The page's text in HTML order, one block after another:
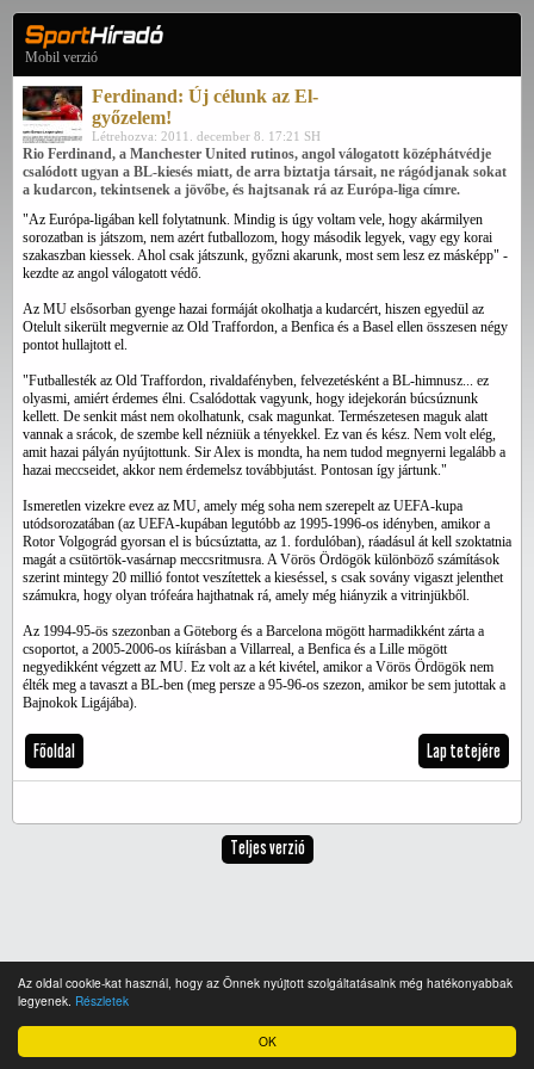
OK
Az oldal cookie-kat használ, hogy az Önnek nyújtott szolgáltatásaink még hatékonyabbak
legyenek. Részletek
Mobil verzió
Ferdinand: Új célunk az El-
győzelem!
Létrehozva: 2011. december 8. 17:21 SH
Rio Ferdinand, a Manchester United rutinos, angol válogatott középhátvédje
csalódott ugyan a BL-kiesés miatt, de arra biztatja társait, ne rágódjanak sokat
a kudarcon, tekintsenek a jövőbe, és hajtsanak rá az Európa-liga címre.
"Az Európa-ligában kell folytatnunk. Mindig is úgy voltam vele, hogy akármilyen
sorozatban is játszom, nem azért futballozom, hogy második legyek, vagy egy korai
szakaszban kiessek. Ahol csak játszunk, győzni akarunk, most sem lesz ez másképp" -
kezdte az angol válogatott védő.
Az MU elsősorban gyenge hazai formáját okolhatja a kudarcért, hiszen egyedül az
Otelult sikerült megvernie az Old Traffordon, a Benfica és a Basel ellen összesen négy
pontot hullajtott el.
"Futballesték az Old Traffordon, rivaldafényben, felvezetésként a BL-himnusz... ez
olyasmi, amiért érdemes élni. Csalódottak vagyunk, hogy idejekorán búcsúznunk
kellett. De senkit mást nem okolhatunk, csak magunkat. Természetesen maguk alatt
vannak a srácok, de szembe kell nézniük a tényekkel. Ez van és kész. Nem volt elég,
amit hazai pályán nyújtottunk. Sir Alex is mondta, ha nem tudod megnyerni legalább a
hazai meccseidet, akkor nem érdemelsz továbbjutást. Pontosan így jártunk."
Ismeretlen vizekre evez az MU, amely még soha nem szerepelt az UEFA-kupa
utódsorozatában (az UEFA-kupában legutóbb az 1995-1996-os idényben, amikor a
Rotor Volgográd gyorsan el is búcsúztatta, az 1. fordulóban), ráadásul át kell szoktatnia
magát a csütörtök-vasárnap meccsritmusra. A Vörös Ördögök különböző számítások
szerint mintegy 20 millió fontot veszítettek a kieséssel, s csak sovány vigaszt jelenthet
számukra, hogy olyan trófeára hajthatnak rá, amely még hiányzik a vitrinjükből.
Az 1994-95-ös szezonban a Göteborg és a Barcelona mögött harmadikként zárta a
csoportot, a 2005-2006-os kiírásban a Villarreal, a Benfica és a Lille mögött
negyedikként végzett az MU. Ez volt az a két kivétel, amikor a Vörös Ördögök nem
élték meg a tavaszt a BL-ben (meg persze a 95-96-os szezon, amikor be sem jutottak a
Bajnokok Ligájába).
Főoldal Lap tetejére
Teljes verzió